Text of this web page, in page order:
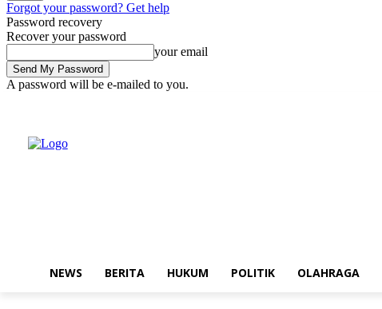
Forgot your password? Get help
Password recovery
Recover your password
your email
A password will be e-mailed to you.
NEWS BERITA HUKUM POLITIK OLAHRAGA